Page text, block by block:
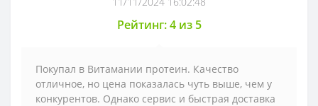
Рейтинг: 4 из 5
Покупал в Витамании протеин. Качество
отличное, но цена показалась чуть выше, чем у
конкурентов. Однако сервис и быстрая доставка